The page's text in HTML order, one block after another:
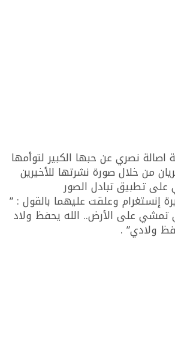
اصالة نصري عن حبها الكبير لتوأمها
من خلال صورة نشرتها للأخيرين
على تطبيق تبادل الصور
إنستغرام وعلقت عليهما بالقول : ”
تمشي على الأرض.. الله يحفظ ولاد
ولادي” .